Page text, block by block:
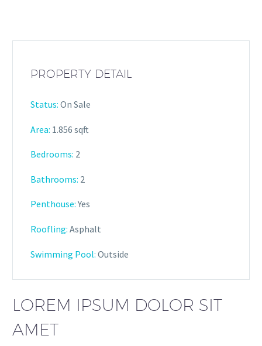
PROPERTY DETAIL
Status: On Sale
Area: 1.856 sqft
Bedrooms: 2
Bathrooms: 2
Penthouse:Yes
Roofling: Asphalt
Swimming Pool: Outside
LOREM IPSUM DOLOR SIT
AMET